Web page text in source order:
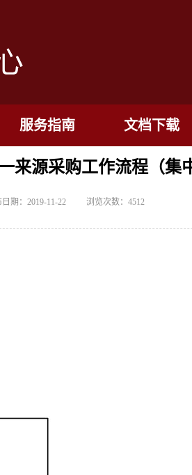
服务指南 文档下载
来源采购工作流程（集
期：2019-11-22 浏览次数： 4512